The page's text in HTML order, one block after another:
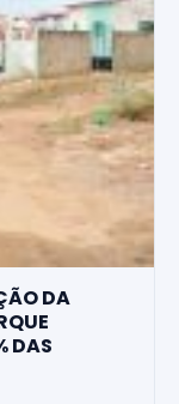
DA
DAS